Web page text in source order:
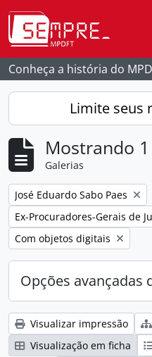
Skip to main content
Conheça a história do
Limite seus
Mostrando
Galerias
Remover filtro:
José Eduardo Sabo Paes
Remover filtro:
Ex-Procuradores-Gerais de
Remover filtro:
Com objetos digitais
Opções avançadas
Visualizar impressão
Visualização em ficha